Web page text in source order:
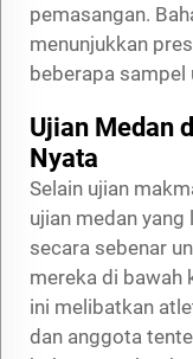
pemasangan.
menunjukkan
beberapa sampel
Ujian Medan
Nyata
Selain ujian
ujian medan
secara sebenar
mereka di bawah
ini melibatkan
dan anggota